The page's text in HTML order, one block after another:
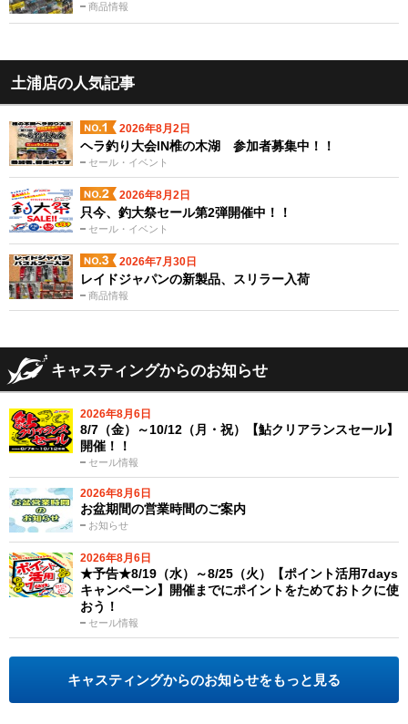
商品情報
土浦店の人気記事
2026年8月2日
セール・イベント
ヘラ釣り大会IN椎の木湖 参加者募集中！！
2026年8月2日
セール・イベント
只今、釣大祭セール第2弾開催中！！
2026年7月30日
商品情報
レイドジャパンの新製品、スリラー入荷
キャスティングからのお知らせ
2026年8月6日
セール情報
8/7（金）～10/12（月・祝）【鮎クリアランスセール】
開催！！
2026年8月6日
お知らせ
お盆期間の営業時間のご案内
2026年8月6日
セール情報
★予告★8/19（水）～8/25（火）【ポイント活用7days
キャンペーン】開催までにポイントをためておトクに使
おう！
キャスティングからのお知らせをもっと見る